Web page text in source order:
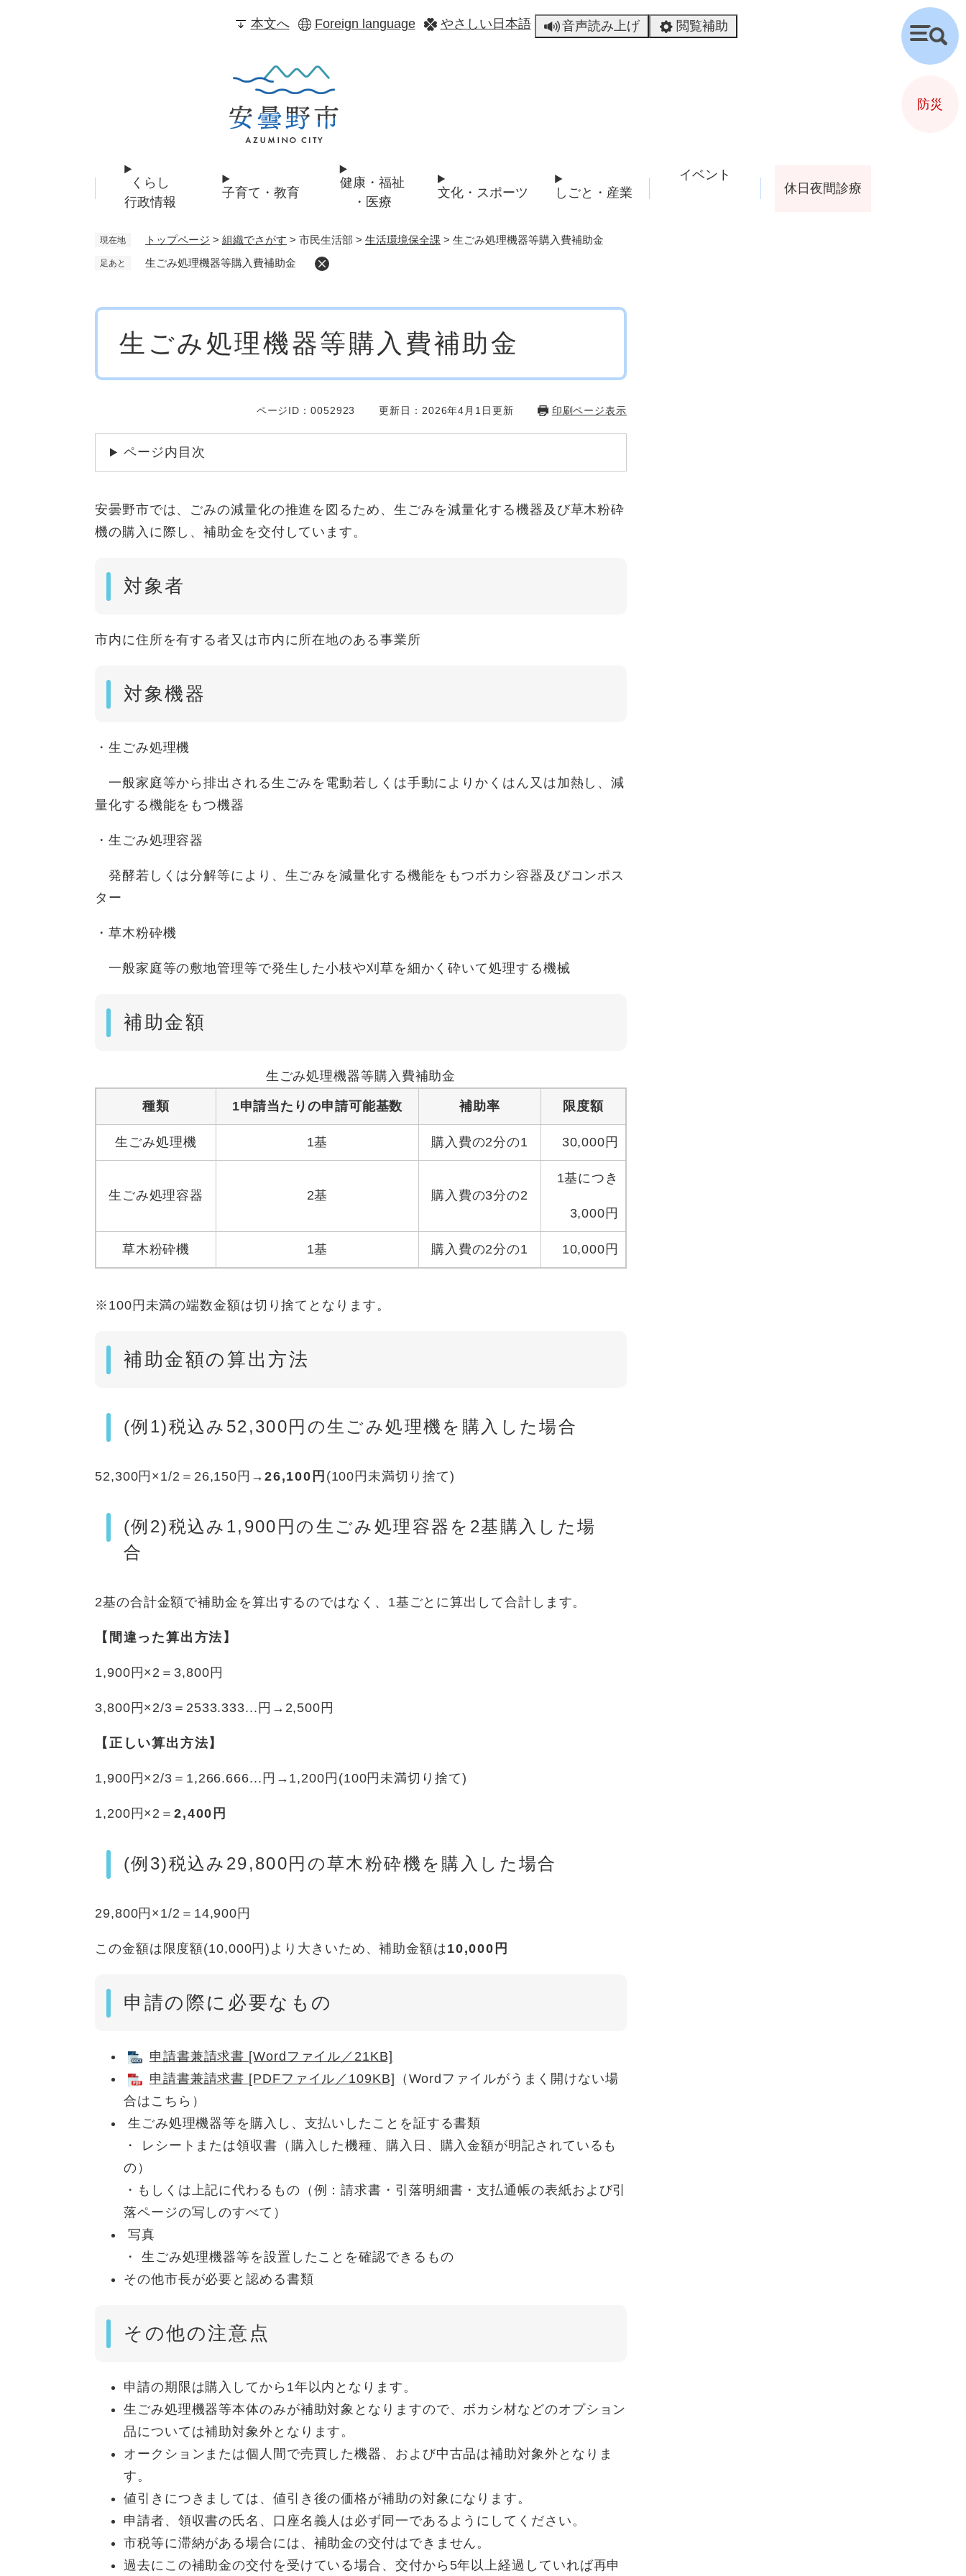
本文へ Foreign language やさしい日本語 音声読み上げ 閲覧補助
くらし
行政情報
子育て・教育
健康・福祉
・医療
文化・スポーツ しごと・産業
イベント
休日夜間診療
現在地 トップページ > 組織でさがす > 市民生活部 > 生活環境保全課 > 生ごみ処理機器等購入費補助金
足あと 生ごみ処理機器等購入費補助金
生ごみ処理機器等購入費補助金
ページID：0052923 更新日：2026年4月1日更新 印刷ページ表示
ページ内目次
安曇野市では、ごみの減量化の推進を図るため、生ごみを減量化する機器及び草木粉砕
機の購入に際し、補助金を交付しています。
対象者
市内に住所を有する者又は市内に所在地のある事業所
対象機器
・ 生ごみ処理機
一般家庭等から排出される生ごみを電動若しくは手動によりかくはん又は加熱し、減
量化する機能をもつ機器
・生ごみ処理容器
発酵若しくは分解等により、生ごみを減量化する機能をもつボカシ容器及びコンポス
ター
・草木粉砕機
一般家庭等の敷地管理等で発生した小枝や刈草を細かく砕いて処理する機械
補助金額
種類 1申請当たりの申請可能基数 補助率 限度額
生ごみ処理機器等購入費補助金
生ごみ処理機 1基 購入費の2分の1 30,000円
生ごみ処理容器 2基 購入費の3分の2
1基につき
3,000円
草木粉砕機 1基 購入費の2分の1 10,000円
※100円未満の端数金額は切り捨てとなります。
補助金額の算出方法
(例1)税込み52,300円の生ごみ処理機を購入した場合
52,300円×1/2＝26,150円→ 26,100円 (100円未満切り捨て)
(例2)税込み1,900円の生ごみ処理容器を2基購入した場
合
2基の合計金額で補助金を算出するのではなく、1基ごとに算出して合計します。
【間違った算出方法】
1,900円×2＝3,800円
3,800円×2/3＝2533.333...円→2,500円
【正しい算出方法】
1,900円×2/3＝1,266.666...円→1,200円(100円未満切り捨て)
1,200円×2＝2,400円
(例3)税込み29,800円の草木粉砕機を購入した場合
29,800円×1/2＝14,900円
この金額は限度額(10,000円)より大きいため、補助金額は10,000円
申請の際に必要なもの
申請書兼請求書 [Wordファイル／21KB]
申請書兼請求書 [PDFファイル／109KB]
（Wordファイルがうまく開けない場
合はこちら）
生ごみ処理機器等を購入し、支払いしたことを証する書類
・ レシートまたは領収書（購入した機種、購入日、購入金額が明記されているも
の）
・もしくは上記に代わるもの（例：請求書・引落明細書・支払通帳の表紙および引
落ページの写しのすべて）
写真
・ 生ごみ処理機器等を設置したことを確認できるもの
その他市長が必要と認める書類
その他の注意点
申請の期限は購入してから1年以内となります。
生ごみ処理機器等本体のみが補助対象となりますので、ボカシ材などのオプション
品については補助対象外となります。
オークションまたは個人間で売買した機器、および中古品は補助対象外となりま
す。
値引きにつきましては、値引き後の価格が補助の対象になります。
申請者、領収書の氏名、口座名義人は必ず同一であるようにしてください。
市税等に滞納がある場合には、補助金の交付はできません。
過去にこの補助金の交付を受けている場合、交付から5年以上経過していれば再申
検
索
防災